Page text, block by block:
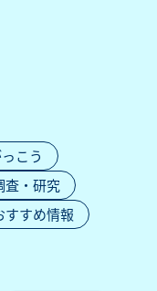
こう
査・研究
すすめ情報